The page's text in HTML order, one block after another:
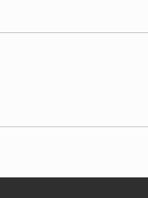
SU KRONOTERM